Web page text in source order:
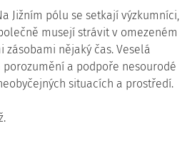
Jižním pólu se setkají výzkumníci,
musejí strávit v omezeném
zásobami nějaký čas. Veselá
a podpoře nesourodé
situacích a prostředí.